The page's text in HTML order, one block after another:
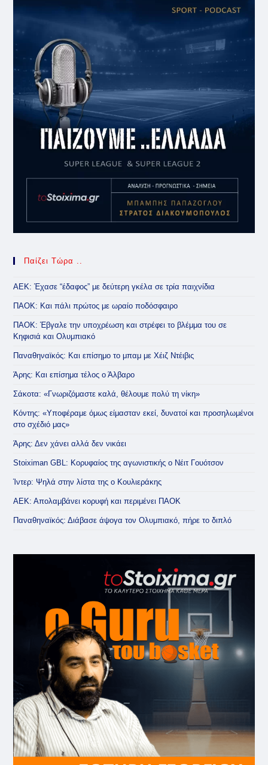
Παίζει Τώρα ..
ΑΕΚ: Έχασε “έδαφος” με δεύτερη γκέλα σε τρία παιχνίδια
ΠΑΟΚ: Και πάλι πρώτος με ωραίο ποδόσφαιρο
ΠΑΟΚ: Έβγαλε την υποχρέωση και στρέφει το βλέμμα του σε
Κηφισιά και Ολυμπιακό
Παναθηναϊκός: Και επίσημο το μπαμ με Χέιζ Ντέιβις
Άρης: Και επίσημα τέλος ο Άλβαρο
Σάκοτα: «Γνωριζόμαστε καλά, θέλουμε πολύ τη νίκη»
Κόντης: «Υποφέραμε όμως είμασταν εκεί, δυνατοί και προσηλωμένοι
στο σχέδιό μας»
Άρης: Δεν χάνει αλλά δεν νικάει
Stoiximan GBL: Κορυφαίος της αγωνιστικής ο Νέιτ Γουότσον
Ίντερ: Ψηλά στην λίστα της ο Κουλιεράκης
ΑΕΚ: Απολαμβάνει κορυφή και περιμένει ΠΑΟΚ
Παναθηναϊκός: Διάβασε άψογα τον Ολυμπιακό, πήρε το διπλό